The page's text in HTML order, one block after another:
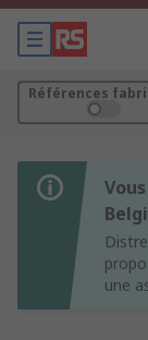
Références
une